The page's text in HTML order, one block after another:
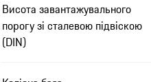
Висота завантажувального
порогу зі сталевою підвіскою
(DIN)